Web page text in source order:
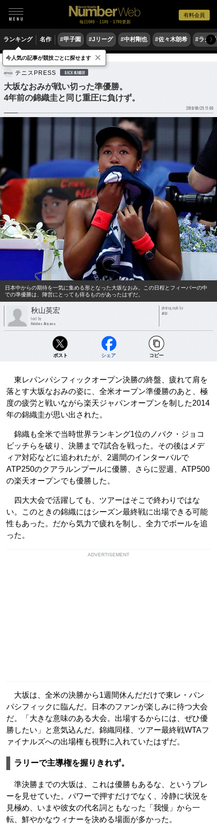
有料会員
毎日6時・11時・17時更新
ランキング 名作 #甲子園 #Jリーグ #中村剛也 #佐々木朗希 #ラグ〉
テニス 女子テニス
テニスPRESS BACK NUMBER
大坂なおみが戦い切った準優勝。
4年前の錦織圭と同じ重圧に負けず。
2018/09/25 11:00
日本中からの期待を一気に集める形となった大坂なおみ。この日程とフィーバーの中
での準優勝は、陣営にとっても得るものがあったはずだ。
秋山英宏
text by
Hidehiro Akiyama
photograph by
AFLO
ポスト シェア コピー
東レパンパシフィックオープン決勝の終盤、疲れて肩を
落とす大坂なおみの姿に、全米オープン準優勝のあと、極
度の疲労と戦いながら楽天ジャパンオープンを制した2014
年の錦織圭が思い出された。
錦織も全米で当時世界ランキング1位のノバク・ジョコ
ビッチらを破り、決勝まで7試合を戦った。その後はメデ
ィア対応などに追われたが、2週間のインターバルで
ATP250のクアラルンプールに優勝、さらに翌週、ATP500
の楽天オープンでも優勝した。
四大大会で活躍しても、ツアーはそこで終わりではな
い。このときの錦織にはシーズン最終戦に出場できる可能
性もあった。だから気力で疲れを制し、全力でボールを追
った。
ADVERTISEMENT
大坂は、全米の決勝から1週間休んだだけで東レ・パン
パシフィックに臨んだ。日本のファンが楽しみに待つ大会
だ。「大きな意味のある大会。出場するからには、ぜひ優
勝したい」と意気込んだ。錦織同様、ツアー最終戦WTAフ
ァイナルズへの出場権も視野に入れていたはずだ。
ラリーで主導権を握りきれず。
準決勝までの大坂は、これは優勝もあるな、というプレ
ーを見せていた。パワーで押すだけでなく、冷静に状況を
見極め、いまや彼女の代名詞ともなった「我慢」から一
転、鮮やかなウィナーを決める場面が多かった。
今人気の記事が競技ごとに探せます ×